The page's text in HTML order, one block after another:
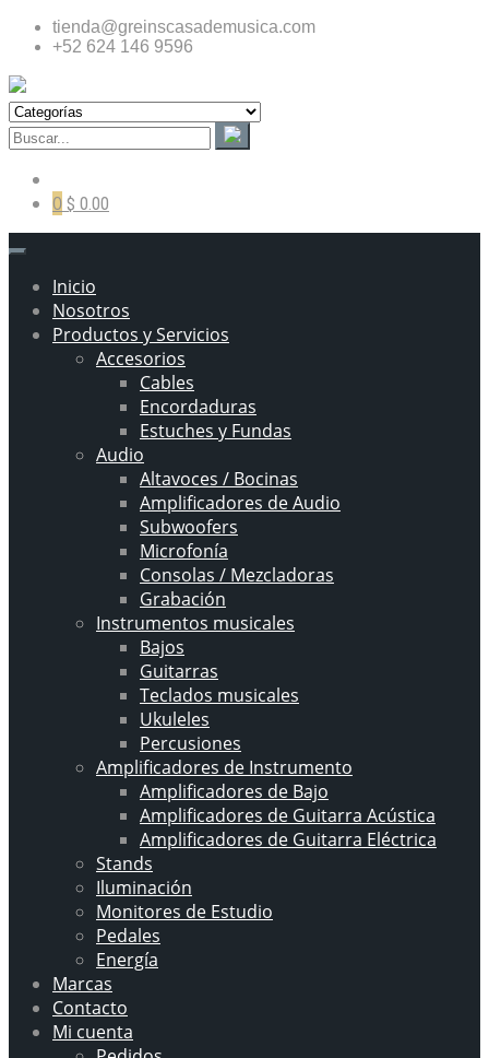
tienda@greinscasademusica.com
+52 624 146 9596
0 $ 0.00
Inicio
Nosotros
Productos y Servicios
Accesorios
Cables
Encordaduras
Estuches y Fundas
Audio
Altavoces / Bocinas
Amplificadores de Audio
Subwoofers
Microfonía
Consolas / Mezcladoras
Grabación
Instrumentos musicales
Bajos
Guitarras
Teclados musicales
Ukuleles
Percusiones
Amplificadores de Instrumento
Amplificadores de Bajo
Amplificadores de Guitarra Acústica
Amplificadores de Guitarra Eléctrica
Stands
Iluminación
Monitores de Estudio
Pedales
Energía
Marcas
Contacto
Mi cuenta